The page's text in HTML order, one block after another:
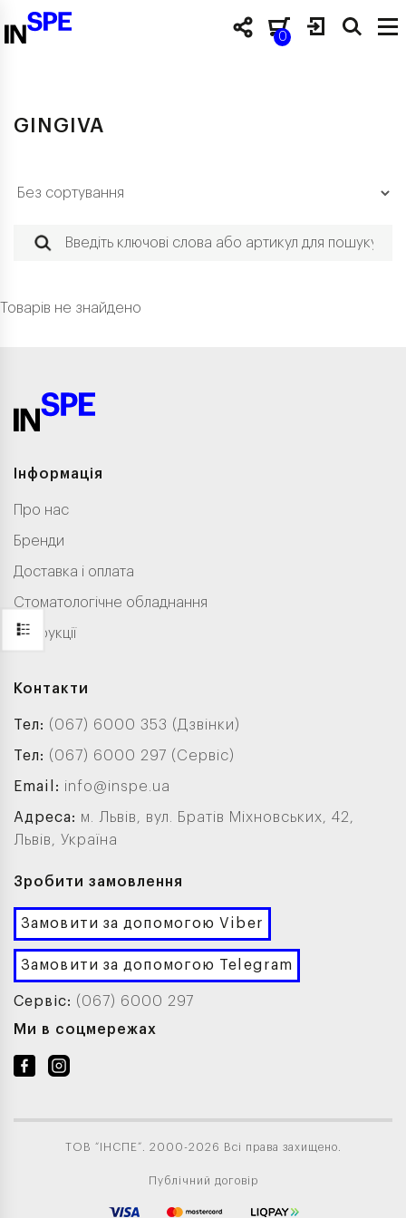
0
GINGIVA
Товарів не знайдено
Інформація
Про нас
Бренди
Доставка і оплата
Стоматологічне обладнання
Інструкції
Контакти
Тел: (067) 6000 353 (Дзвінки)
Тел: (067) 6000 297 (Сервіс)
Email: info@inspe.ua
Адреса: м. Львів, вул. Братів Міхновських, 42,
Львів, Україна
Зробити замовлення
Замовити за допомогою Viber
Замовити за допомогою Telegram
Сервіс: (067) 6000 297
Ми в соцмережах
ТОВ “ІНСПЕ”. 2000-2026 Всі права захищено.
Публічний договір